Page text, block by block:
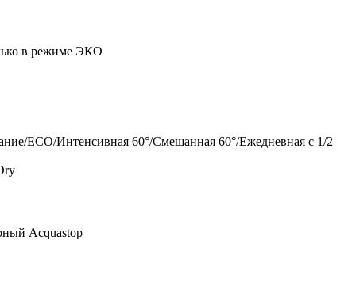
в режиме ЭКО
ECO/Интенсивная 60°/Смешанная 60°/Ежедневная с 1/2
Acquastop